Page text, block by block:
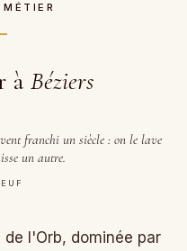
à Béziers
franchi un siècle : on le lave
un autre.
l'Orb, dominée par